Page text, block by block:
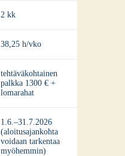
2 kk
38,25 h/vko
teh­tä­vä­koh­tai­nen
palk­ka 1300 € +
loma­ra­hat
1.6.–31.7.2026
(aloi­tusa­jan­koh­ta
voi­daan tar­ken­taa
myö­hem­min)